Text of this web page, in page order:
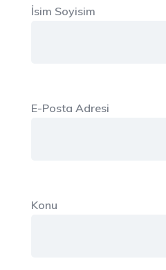
İsim Soyisim
E-Posta Adresi
Konu